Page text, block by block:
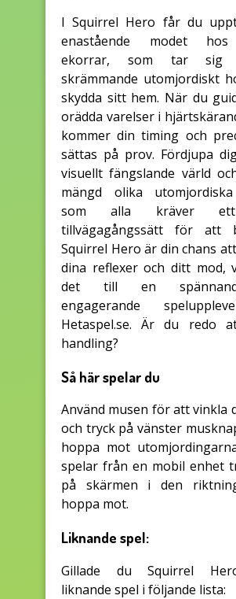
I Squirrel Hero får du
enastående modet hos
ekorrar, som tar
skrämmande utomjordiskt
skydda sitt hem. När du
orädda varelser i
kommer din timing och
sättas på prov. Fördjupa
visuellt fängslande värld
mängd olika
som alla kräver
tillvägagångssätt för att
Squirrel Hero är din chans
dina reflexer och ditt mod,
det till en
engagerande
Hetaspel.se. Är du redo
handling?
Så här spelar du
Använd musen för att vinkla
och tryck på vänster
hoppa mot
spelar från en mobil enhet
på skärmen i den
hoppa mot.
Liknande spel:
Gillade du Squirrel
liknande spel i följande lista: